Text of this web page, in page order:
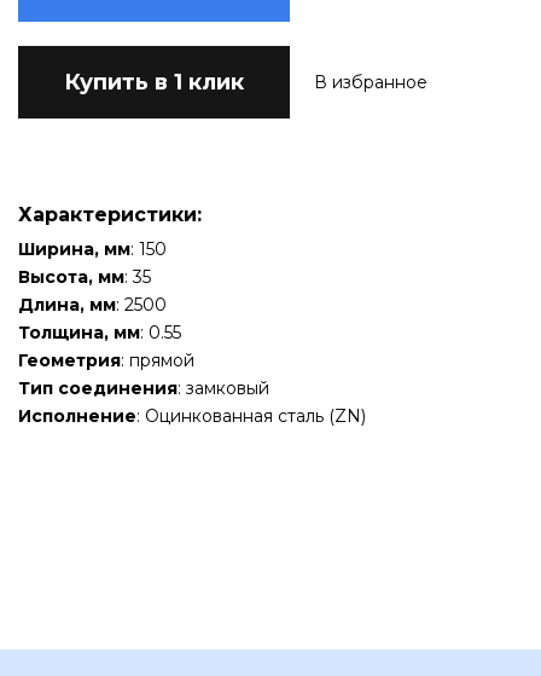
Купить в 1 клик В избранное
Характеристики:
Ширина, мм: 150
Высота, мм: 35
Длина, мм: 2500
Толщина, мм: 0.55
Геометрия: прямой
Тип соединения: замковый
Исполнение: Оцинкованная сталь (ZN)